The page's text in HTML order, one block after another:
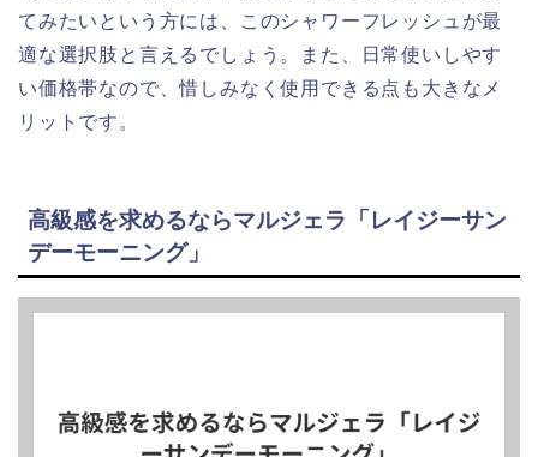
てみたいという方には、このシャワーフレッシュが最
適な選択肢と言えるでしょう。また、日常使いしやす
い価格帯なので、惜しみなく使用できる点も大きなメ
リットです。
高級感を求めるならマルジェラ「レイジーサン
デーモーニング」